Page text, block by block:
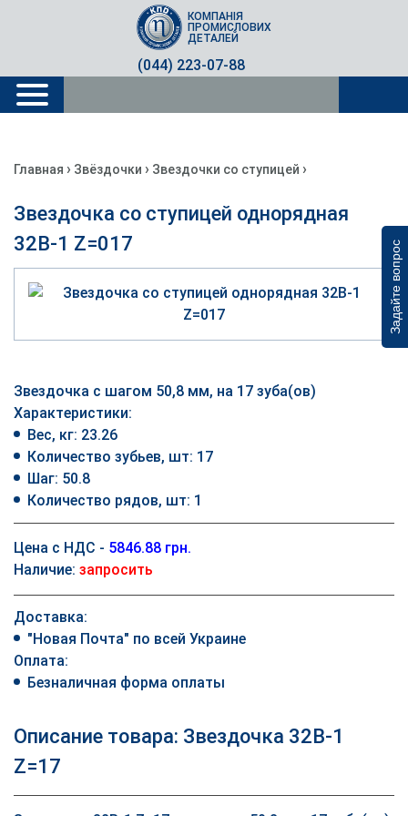
Задайте вопрос
(044) 223-07-88
КОМПАНІЯ
ПРОМИСЛОВИХ
ДЕТАЛЕЙ
Главная › Звёздочки › Звездочки со ступицей ›
Звездочка со ступицей однорядная
32B-1 Z=017
Звездочка с шагом 50,8 мм, на 17 зуба(ов)
Характеристики:
Вес, кг: 23.26
Количество зубьев, шт: 17
Шаг: 50.8
Количество рядов, шт: 1
Цена с НДС - 5846.88 грн.
Наличие: запросить
Доставка:
"Новая Почта" по всей Украине
Оплата:
Безналичная форма оплаты
Описание товара: Звездочка 32B-1
Z=17